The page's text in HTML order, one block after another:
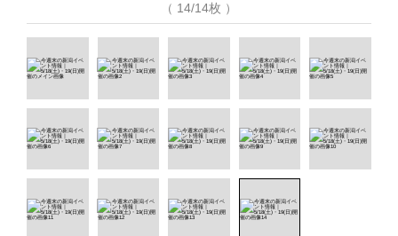
（ 14/14枚 ）